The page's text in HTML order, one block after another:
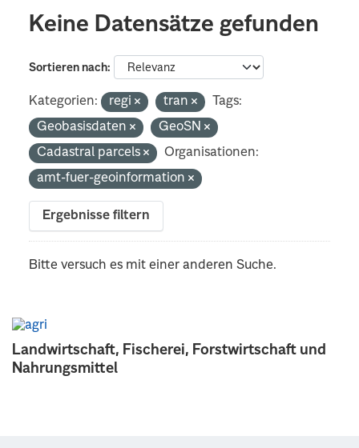
Landwirtschaft, Fischerei, Forstwirtschaft und
Nahrungsmittel
Keine Datensätze gefunden
Sortieren nach
Kategorien: regi tran
Tags:
Geobasisdaten
GeoSN
Cadastral parcels
Organisationen:
amt-fuer-geoinformation
Ergebnisse filtern
Bitte versuch es mit einer anderen Suche.